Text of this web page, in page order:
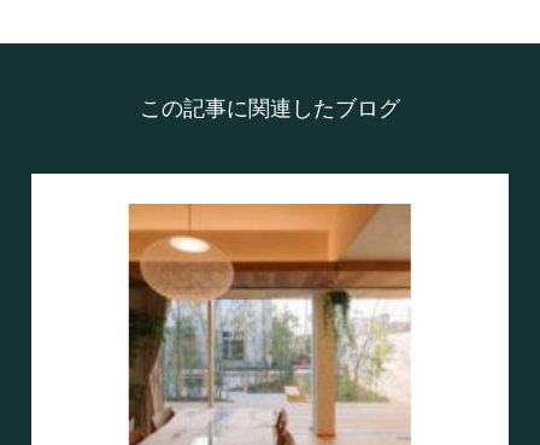
この記事に関連したブログ